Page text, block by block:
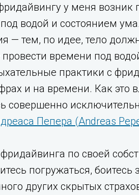
у меня возник
водой и состоянием
— тем, по идее, тело
времени под
практики с
и на времени. Как это
совершенно
Пепера (Andreas
по своей
погружаться,
других скрытых